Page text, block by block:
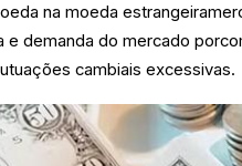
na moeda
e demanda do mercado
cambiais excessivas.